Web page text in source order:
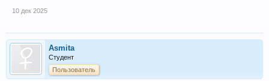
10 дек 2025
Asmita
Студент
Пользователь